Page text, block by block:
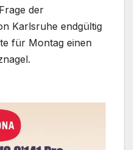
der
Karlsruhe endgültig
für Montag einen